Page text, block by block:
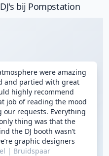
bij Pompstation
were amazing
and partied with great
highly recommend
job of reading the mood
our requests. Everything
thing was that the
the DJ booth wasn’t
graphic designers
| Bruidspaar